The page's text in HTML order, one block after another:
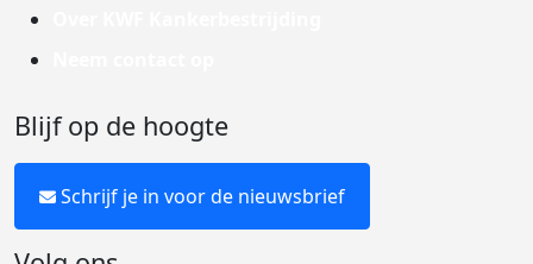
Blijf op de hoogte
Schrijf je in voor de nieuwsbrief